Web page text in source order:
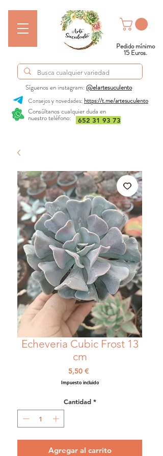
Consúltanos cualquier duda en
nuestro teléfono:
Síguenos en instagram:@elartesuculento
652 31 93 73
Consejos y novedades: https://t.me/artesuculento
Pedido mínimo
15 Euros.
Echeveria Cubic Frost 13
cm
5,50 €Precio
Impuesto incluido
Cantidad *
Agregar al carrito